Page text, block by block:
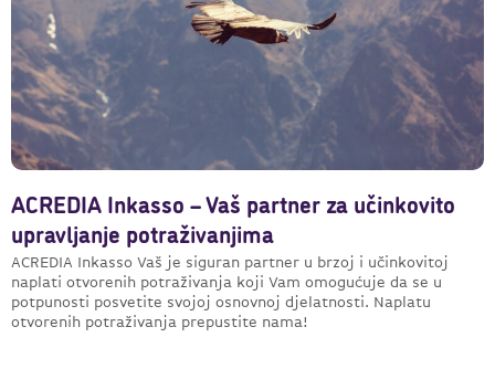
ACREDIA Inkasso – Vaš partner za učinkovito
upravljanje potraživanjima
ACREDIA Inkasso Vaš je siguran partner u brzoj i učinkovitoj
naplati otvorenih potraživanja koji Vam omogućuje da se u
potpunosti posvetite svojoj osnovnoj djelatnosti. Naplatu
otvorenih potraživanja prepustite nama!